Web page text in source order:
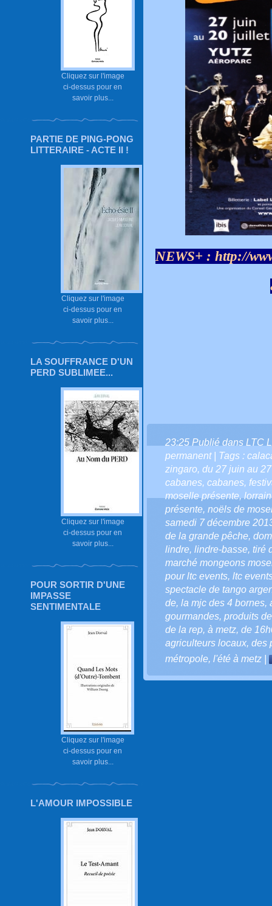
Cliquez sur l'image
ci-dessus pour en
savoir plus...
PARTIE DE PING-PONG
LITTERAIRE - ACTE II !
Cliquez sur l'image
ci-dessus pour en
savoir plus...
LA SOUFFRANCE D'UN
PERD SUBLIMEE...
Cliquez sur l'image
ci-dessus pour en
savoir plus...
POUR SORTIR D'UNE
IMPASSE
SENTIMENTALE
Cliquez sur l'image
ci-dessus pour en
savoir plus...
L'AMOUR IMPOSSIBLE
NEWS+ : http://
23:25 Publié dans LTC
permanent| Tags :
zingaro, du 27 juin au
cabanes, cabanes,
moselle présente,
présente, noëls de
samedi 7 décembre
de la grande pêche,
lindre, lindre-basse, tiré
marché mongeons
pour ltc events, ltc
spectacle de tango
de, la mjc des 4 bornes,
gourmandes, produits
de la rep, à metz, de
agriculteurs locaux, des
métropole, l'été à metz